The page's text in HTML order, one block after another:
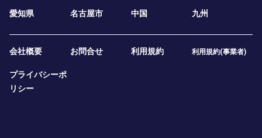
愛知県
名古屋市 中国 九州
会社概要 お問合せ 利用規約 利用規約(事業者)
プライバシーポ
リシー